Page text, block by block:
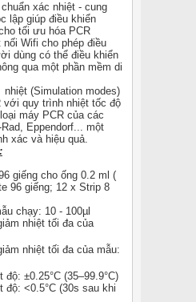
xác nhiệt - cung
lập giúp điều khiển
tối ưu hóa PCR
Wifi cho phép điều
dùng có thể điều khiển
qua một phần mềm di
nhiệt (Simulation modes)
với quy trình nhiệt tốc độ
máy PCR của các
Eppendorf... một
xác và hiệu quả.
giếng cho ống 0.2 ml (
96 giếng; 12 x Strip 8
chạy: 10 - 100µl
nhiệt tối đa của
nhiệt tối đa của mẫu:
±0.25°C (35–99.9°C)
độ: <0.5°C (30s sau khi